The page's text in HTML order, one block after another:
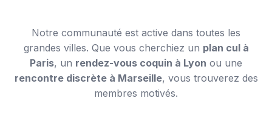
Notre communauté est active dans toutes les
grandes villes. Que vous cherchiez un plan cul à
Paris, un rendez-vous coquin à Lyon ou une
rencontre discrète à Marseille, vous trouverez des
membres motivés.